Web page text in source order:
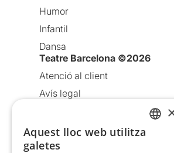
Humor
Infantil
Dansa
Teatre Barcelona ©2026
Atenció al client
Avís legal
Política de cookies
Condicions d’ús
Aquest lloc web utilitza
galetes